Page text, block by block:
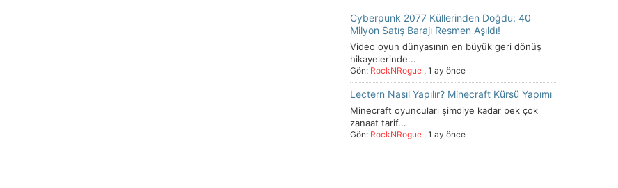
Cyberpunk 2077 Küllerinden Doğdu: 40
Milyon Satış Barajı Resmen Aşıldı!
Video oyun dünyasının en büyük geri dönüş
hikayelerinde...
Gön: RockNRogue, 1 ay önce
Lectern Nasıl Yapılır? Minecraft Kürsü Yapımı
Minecraft oyuncuları şimdiye kadar pek çok
zanaat tarif...
Gön: RockNRogue, 1 ay önce